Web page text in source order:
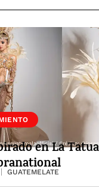
en La
GUATEMELATE